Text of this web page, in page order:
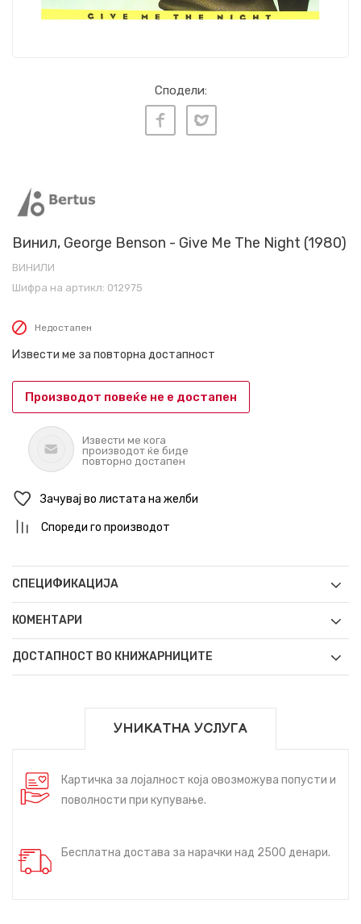
Сподели:
Винил, George Benson - Give Me The Night (1980)
ВИНИЛИ
Шифра на артикл: 012975
Недостапен
Извести ме за повторна достапност
Производот повеќе не е достапен
Извести ме кога
производот ќе биде
повторно достапен
Зачувај во листата на желби
Спореди го производот
СПЕЦИФИКАЦИЈА
КОМЕНТАРИ
ДОСТАПНОСТ ВО КНИЖАРНИЦИТЕ
УНИКАТНА УСЛУГА
Картичка за лојалност која овозможува попусти и
поволности при купување.
Бесплатна достава за нарачки над 2500 денари.